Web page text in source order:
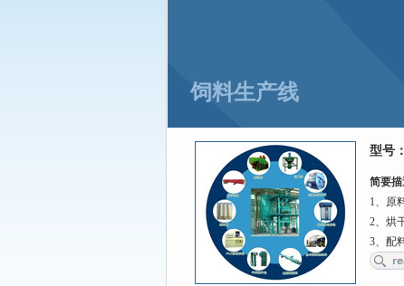
饲料生产线
型号：
简要描
1、原
2、烘
3、配